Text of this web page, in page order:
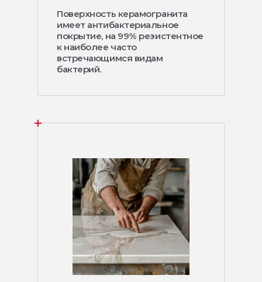
Поверхность керамогранита
имеет антибактериальное
покрытие, на 99% резистентное
к наиболее часто
встречающимся видам
бактерий.